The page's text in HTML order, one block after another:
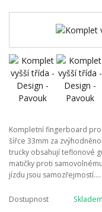
Kompletní fingerboard
šířce 33mm za
trucky obsahují teflonové
matičky proti
jízdu jsou samozřejmostí....
Dostupnost
Skladem